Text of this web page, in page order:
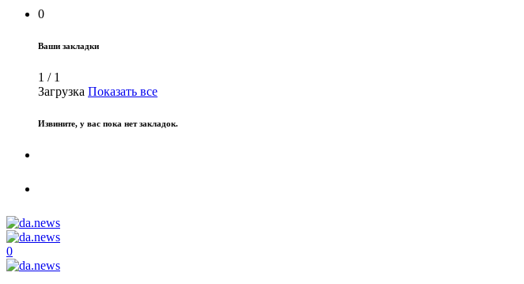
0
Ваши закладки
1 / 1
Загрузка Показать все
Извините, у вас пока нет закладок.
0